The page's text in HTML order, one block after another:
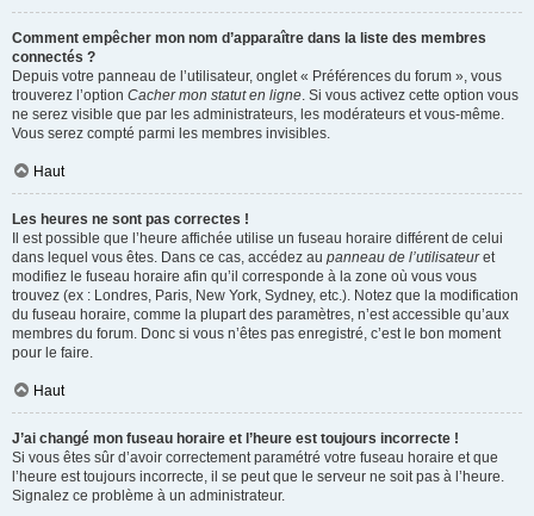
Comment empêcher mon nom d’apparaître dans la liste des membres
connectés ?
Depuis votre panneau de l’utilisateur, onglet « Préférences du forum », vous
trouverez l’option Cacher mon statut en ligne. Si vous activez cette option vous
ne serez visible que par les administrateurs, les modérateurs et vous-même.
Vous serez compté parmi les membres invisibles.
Haut
Les heures ne sont pas correctes !
Il est possible que l’heure affichée utilise un fuseau horaire différent de celui
dans lequel vous êtes. Dans ce cas, accédez au panneau de l’utilisateuret
modifiez le fuseau horaire afin qu’il corresponde à la zone où vous vous
trouvez (ex : Londres, Paris, New York, Sydney, etc.). Notez que la modification
du fuseau horaire, comme la plupart des paramètres, n’est accessible qu’aux
membres du forum. Donc si vous n’êtes pas enregistré, c’est le bon moment
pour le faire.
Haut
J’ai changé mon fuseau horaire et l’heure est toujours incorrecte !
Si vous êtes sûr d’avoir correctement paramétré votre fuseau horaire et que
l’heure est toujours incorrecte, il se peut que le serveur ne soit pas à l’heure.
Signalez ce problème à un administrateur.